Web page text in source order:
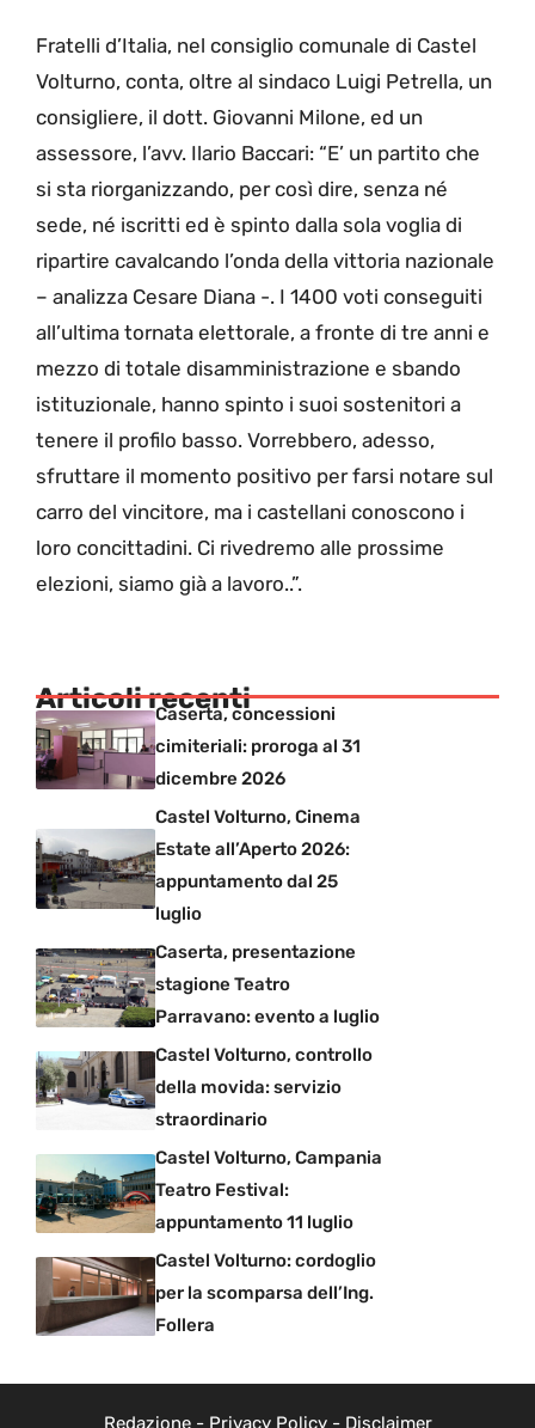
Fratelli d’Italia, nel consiglio comunale di Castel
Volturno, conta, oltre al sindaco Luigi Petrella, un
consigliere, il dott. Giovanni Milone, ed un
assessore, l’avv. Ilario Baccari: “E’ un partito che
si sta riorganizzando, per così dire, senza né
sede, né iscritti ed è spinto dalla sola voglia di
ripartire cavalcando l’onda della vittoria nazionale
– analizza Cesare Diana -. I 1400 voti conseguiti
all’ultima tornata elettorale, a fronte di tre anni e
mezzo di totale disamministrazione e sbando
istituzionale, hanno spinto i suoi sostenitori a
tenere il profilo basso. Vorrebbero, adesso,
sfruttare il momento positivo per farsi notare sul
carro del vincitore, ma i castellani conoscono i
loro concittadini. Ci rivedremo alle prossime
elezioni, siamo già a lavoro..”.
Articoli recenti
Caserta, concessioni
cimiteriali: proroga al 31
dicembre 2026
Castel Volturno, Cinema
Estate all’Aperto 2026:
appuntamento dal 25
luglio
Caserta, presentazione
stagione Teatro
Parravano: evento a luglio
Castel Volturno, controllo
della movida: servizio
straordinario
Castel Volturno, Campania
Teatro Festival:
appuntamento 11 luglio
Castel Volturno: cordoglio
per la scomparsa dell’Ing.
Follera
Redazione- Privacy Policy- Disclaimer